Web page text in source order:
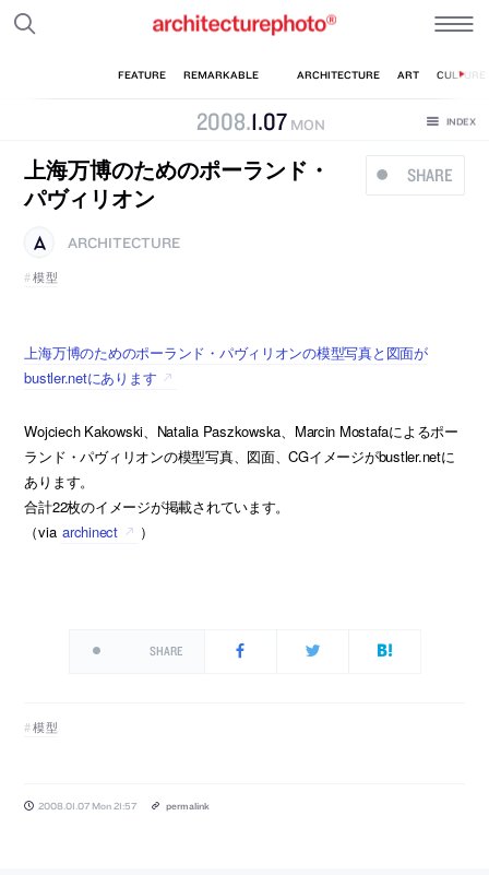
2008.1.07 MON
SHARE
上海万博のためのポーランド・
パヴィリオン
ARCHITECTURE
模型
上海万博のためのポーランド・パヴィリオンの模型写真と図面が
bustler.netにあります
Wojciech Kakowski、Natalia Paszkowska、Marcin Mostafaによるポー
ランド・パヴィリオンの模型写真、図面、CGイメージがbustler.netに
あります。
合計22枚のイメージが掲載されています。
（via archinect ）
SHARE
模型
2008.01.07 Mon 21:57 permalink